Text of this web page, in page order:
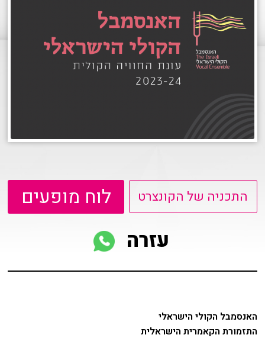
הזמנה
תקנון האתר
התכניה של הקונצרט
עזרה
לוח מופעים
האנסמבל הקולי הישראלי
התזמורת הקאמרית הישראלית